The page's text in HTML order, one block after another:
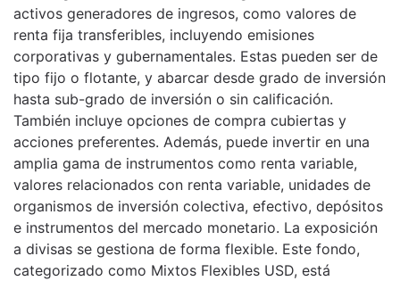
activos generadores de ingresos, como valores de
renta fija transferibles, incluyendo emisiones
corporativas y gubernamentales. Estas pueden ser de
tipo fijo o flotante, y abarcar desde grado de inversión
hasta sub-grado de inversión o sin calificación.
También incluye opciones de compra cubiertas y
acciones preferentes. Además, puede invertir en una
amplia gama de instrumentos como renta variable,
valores relacionados con renta variable, unidades de
organismos de inversión colectiva, efectivo, depósitos
e instrumentos del mercado monetario. La exposición
a divisas se gestiona de forma flexible. Este fondo,
categorizado como Mixtos Flexibles USD, está